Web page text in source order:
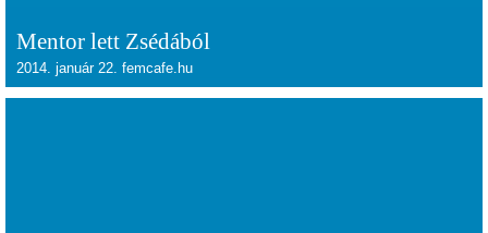
Mentor lett Zsédából
2014. január 22. femcafe.hu